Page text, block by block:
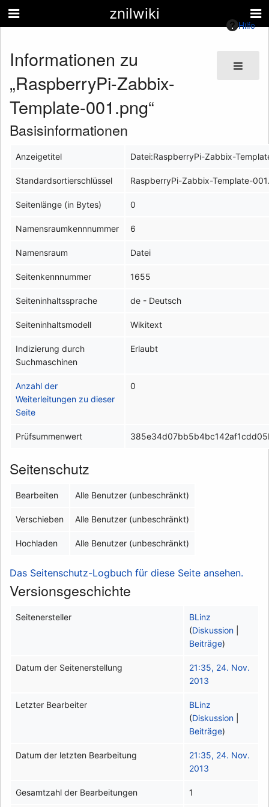
znilwiki
Hilfe
Informationen zu
„RaspberryPi-Zabbix-
Template-001.png“
Basisinformationen
Anzeigetitel Datei:RaspberryPi-Zabbix-
Standardsortierschlüssel RaspberryPi-Zabbix-Template-
Seitenlänge (in Bytes) 0
Namensraumkennnummer 6
Namensraum Datei
Seitenkennnummer 1655
Seiteninhaltssprache de - Deutsch
Seiteninhaltsmodell Wikitext
Indizierung durch
Suchmaschinen
Erlaubt
Anzahl der
Weiterleitungen zu dieser
Seite
0
Prüfsummenwert
Seitenschutz
Bearbeiten Alle Benutzer (unbeschränkt)
Verschieben Alle Benutzer (unbeschränkt)
Hochladen Alle Benutzer (unbeschränkt)
Das Seitenschutz-Logbuch für diese Seite ansehen.
Versionsgeschichte
Seitenersteller
BLinz
(Diskussion
Beiträge)
Datum der Seitenerstellung
21:35, 24. Nov.
2013
Letzter Bearbeiter
BLinz
(Diskussion
Beiträge)
Datum der letzten Bearbeitung
21:35, 24. Nov.
2013
Gesamtzahl der Bearbeitungen 1